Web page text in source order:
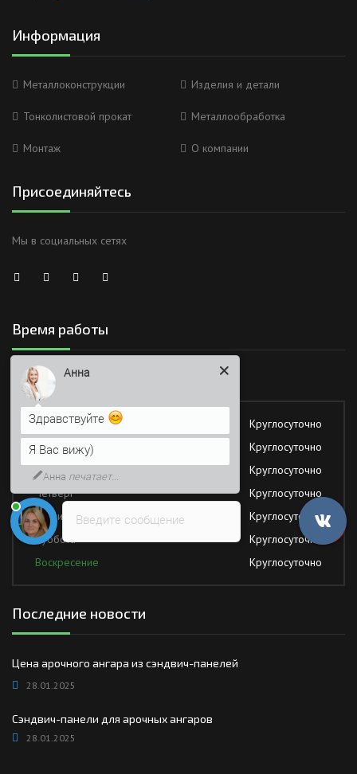
Информация
Металлоконструкции Изделия и детали
Тонколистовой прокат Металлообработка
Монтаж О компании
Присоединяйтесь
Мы в социальных сетях
Время работы
Работаем без обеда и выходных
Понедельник
Круглосуточно
Вторник
Круглосуточно
Среда
Круглосуточно
Четверг
Круглосуточно
Пятница
Круглосуточно
Суббота
Круглосуточно
Воскресение
Круглосуточно
Последние новости
Цена арочного ангара из сэндвич-панелей
28.01.2025
Сэндвич-панели для арочных ангаров
28.01.2025
Введите сообщение
Анна
Здравствуйте
Я Вас вижу)
Анна печатает...